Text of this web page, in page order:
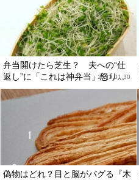
弁当開けたら芝生？ 夫への“仕
返し”に「これは神弁当」怒り...
2023.01.30
偽物はどれ？目と脳がバグる『木